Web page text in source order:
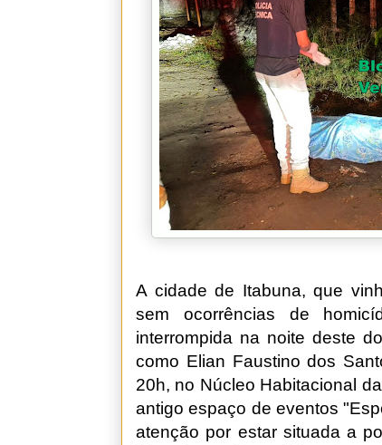
A cidade de Itabuna, que
sem ocorrências de
interrompida na noite deste
como Elian Faustino dos
20h, no Núcleo Habitacional
antigo espaço de eventos
atenção por estar situada a